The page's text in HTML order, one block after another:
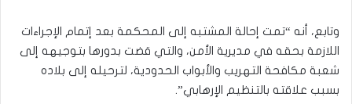
وتابع، أنه “تمت إحالة المشتبه إلى المحكمة بعد إتمام الإجراءات
اللازمة بحقه في مديرية الأمن، والتي قضت بدورها بتوجيهه إلى
شعبة مكافحة التهريب والأبواب الحدودية، لترحيله إلى بلاده
بسبب علاقته بالتنظيم الإرهابي”.